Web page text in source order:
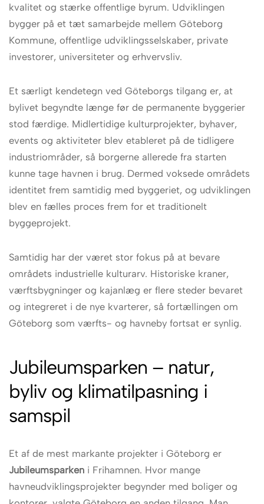
kvalitet og stærke offentlige byrum. Udviklingen
bygger på et tæt samarbejde mellem Göteborg
Kommune, offentlige udviklingsselskaber, private
investorer, universiteter og erhvervsliv.
Et særligt kendetegn ved Göteborgs tilgang er, at
bylivet begyndte længe før de permanente byggerier
stod færdige. Midlertidige kulturprojekter, byhaver,
events og aktiviteter blev etableret på de tidligere
industriområder, så borgerne allerede fra starten
kunne tage havnen i brug. Dermed voksede områdets
identitet frem samtidig med byggeriet, og udviklingen
blev en fælles proces frem for et traditionelt
byggeprojekt.
Samtidig har der været stor fokus på at bevare
områdets industrielle kulturarv. Historiske kraner,
værftsbygninger og kajanlæg er flere steder bevaret
og integreret i de nye kvarterer, så fortællingen om
Göteborg som værfts- og havneby fortsat er synlig.
Jubileumsparken – natur,
byliv og klimatilpasning i
samspil
Et af de mest markante projekter i Göteborg er
Jubileumsparken i Frihamnen. Hvor mange
havneudviklingsprojekter begynder med boliger og